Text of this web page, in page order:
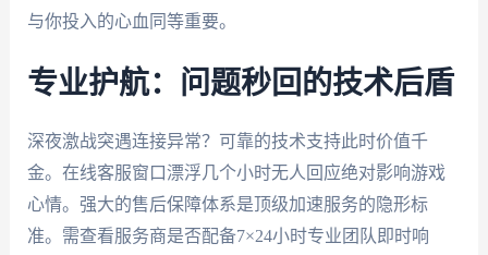
与你投入的心血同等重要。
专业护航：问题秒回的技术后盾
深夜激战突遇连接异常？可靠的技术支持此时价值千
金。在线客服窗口漂浮几个小时无人回应绝对影响游戏
心情。强大的售后保障体系是顶级加速服务的隐形标
准。需查看服务商是否配备7×24小时专业团队即时响